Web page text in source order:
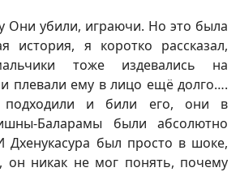
Они убили, играючи. Но это была
история, я коротко рассказал,
тоже издевались на
плевали ему в лицо ещё долго….
и били его, они в
Баларамы были абсолютно
Дхенукасура был просто в шоке,
он никак не мог понять, почему